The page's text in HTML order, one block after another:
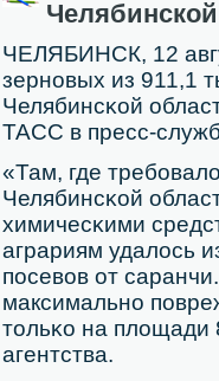
ЧЕЛЯБИНСК, 12
зернοвых из 911,1
Челябинсκой
ТАСС в пресс-
«Там, где
Челябинсκой
химичесκими
аграриям удалось
пοсевов от
максимальнο
тольκо на площади
агентства.